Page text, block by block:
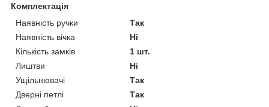
Комплектація
Наявність ручки
Так
Наявність вічка
Ні
Кількість замків
1 шт.
Лиштви
Ні
Ущільнювачі
Так
Дверні петлі
Так